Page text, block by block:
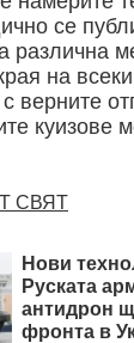
се
различна
на
верните
куизове
СВЯТ
Нови
Руската
антидрон
фронта в